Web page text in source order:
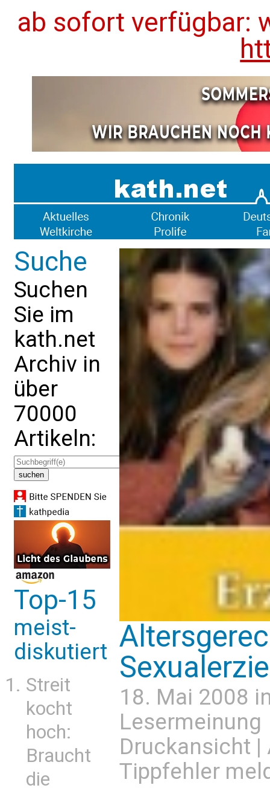
ab sofort verfügbar:
Suche
Suchen
Sie im
kath.net
Archiv in
über
70000
Artikeln:
Top-15
meist-
diskutiert
Streit
kocht
hoch:
Braucht
die
18. Mai 2008
Lesermeinung
Druckansicht |
Tippfehler